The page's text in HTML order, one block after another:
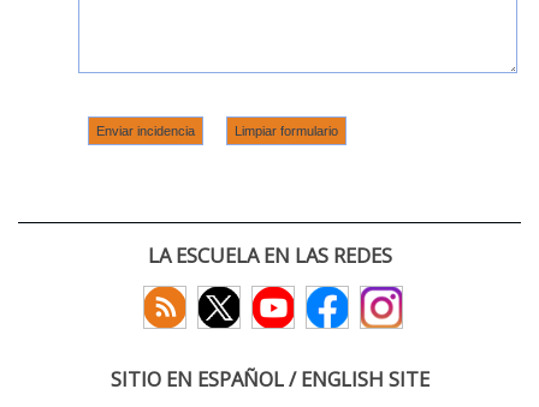
LA ESCUELA EN LAS REDES
SITIO EN ESPAÑOL / ENGLISH SITE